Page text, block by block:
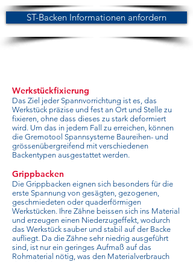
ST-Backen Informationen anfordern
Werkstückfixierung
Das Ziel jeder Spannvorrichtung ist es, das
Werkstück präzise und fest an Ort und Stelle zu
fixieren, ohne dass dieses zu stark deformiert
wird. Um das in jedem Fall zu erreichen, können
die Gremotool Spannsysteme Baureihen- und
grössenübergreifend mit verschiedenen
Backentypen ausgestattet werden.
Grippbacken
Die Grippbacken eignen sich besonders für die
erste Spannung von gesägten, gezogenen,
geschmiedeten oder quaderförmigen
Werkstücken. Ihre Zähne beissen sich ins Material
und erzeugen einen Niederzugeffekt, wodurch
das Werkstück sauber und stabil auf der Backe
aufliegt. Da die Zähne sehr niedrig ausgeführt
sind, ist nur ein geringes Aufmaß auf das
Rohmaterial nötig, was den Materialverbrauch